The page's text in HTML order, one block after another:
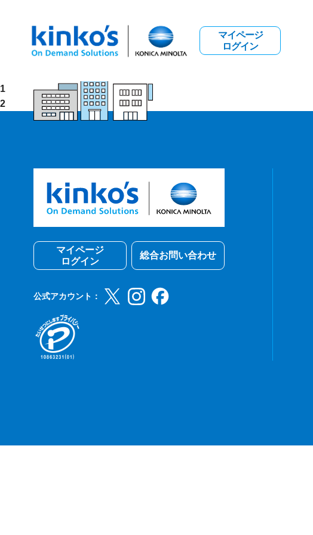
マイページ
ログイン
1
2
マイページ
ログイン
総合お問い合わせ
公式アカウント：